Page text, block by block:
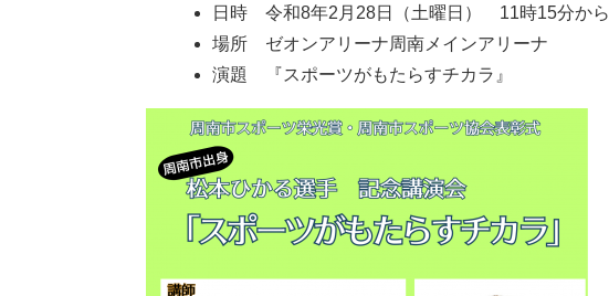
日時 令和8年2月28日（土曜日） 11時15分から
場所 ゼオンアリーナ周南メインアリーナ
演題 『スポーツがもたらすチカラ』